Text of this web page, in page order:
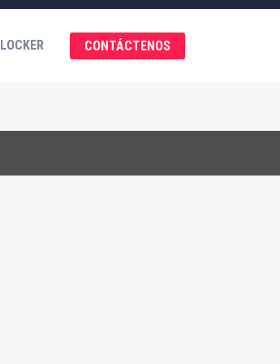
LOCKER CONTÁCTENOS